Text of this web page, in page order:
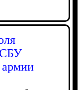
СБУ
армии